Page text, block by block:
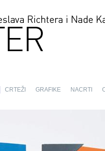
CRTEŽI GRAFIKE NACRTI